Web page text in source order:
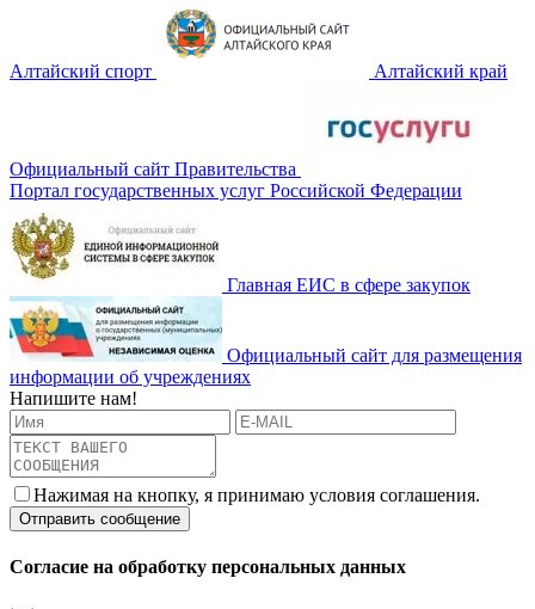
Алтайский спорт Алтайский край
Официальный сайт Правительства
Портал государственных услуг Российской Федерации
Главная ЕИС в сфере закупок
Официальный сайт для размещения
информации об учреждениях
Напишите нам!
Нажимая на кнопку, я принимаю условия соглашения.
Согласие на обработку персональных данных